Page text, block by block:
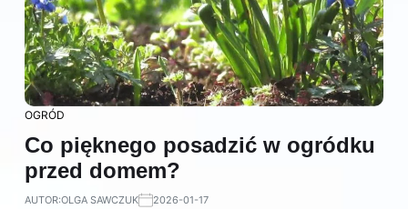
OGRÓD
Co pięknego posadzić w ogródku
przed domem?
AUTOR:OLGA SAWCZUK 2026-01-17